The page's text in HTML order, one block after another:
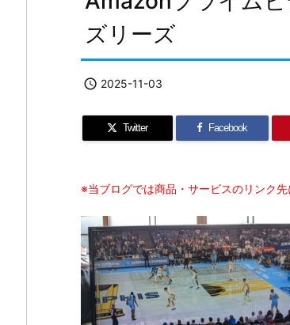
ズリーズ
 2025-11-03
Twitter Facebook
※当ブログでは商品・サービスのリンク先